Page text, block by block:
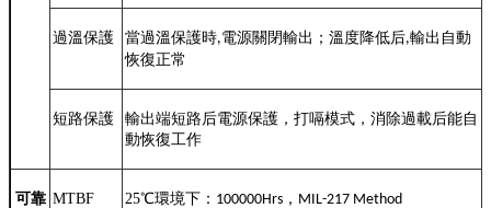
過溫保護 當過溫保護時,電源關閉輸出；溫度降低后,輸出自動
恢復正常
短路保護
輸出端短路后電源保護，打嗝模式，消除過載后能自
動恢復工作
可靠 MTBF 25℃環境下： 100000Hrs ， MIL-217 Method